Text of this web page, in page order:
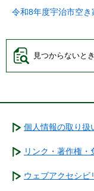
令和8年度宇治市空
見つからないと
個人情報の取り扱
リンク・著作権・
ウェブアクセシビ